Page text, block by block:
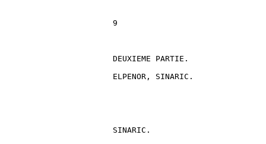
9
DEUXIEME PARTIE.
ELPENOR, SINARIC.
SINARIC.